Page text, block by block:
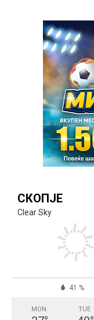
СКОПЈЕ
Clear Sky
41 %
MON TUE